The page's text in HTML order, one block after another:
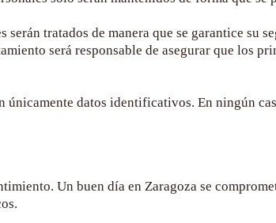
tratados de manera que se garantice su
será responsable de asegurar que los
únicamente datos identificativos. En ningún
Un buen día en Zaragoza se